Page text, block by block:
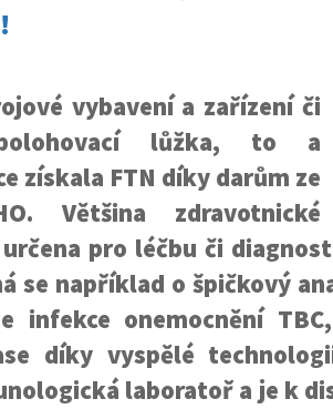
vybavení a zařízení či
lůžka, to a
získala FTN díky darům ze
Většina zdravotnické
pro léčbu či
se například o špičkový
infekce onemocnění
díky vyspělé
laboratoř a je k